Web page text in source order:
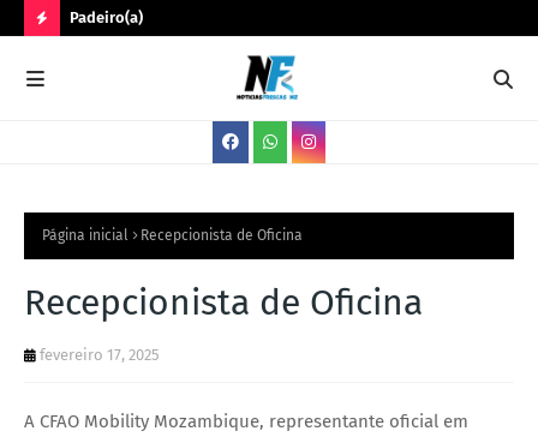
O
V
G
Padeiro(a)
Página inicial Recepcionista de Oficina
Recepcionista de Oficina
fevereiro 17, 2025
A CFAO Mobility Mozambique, representante oficial em